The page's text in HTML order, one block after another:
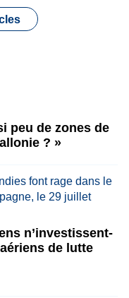
peu de zones de
? »
n’investissent-
de lutte